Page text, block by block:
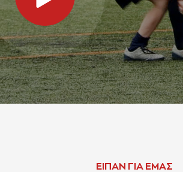
ΕΙΠΑΝ ΓΙΑ ΕΜΑΣ